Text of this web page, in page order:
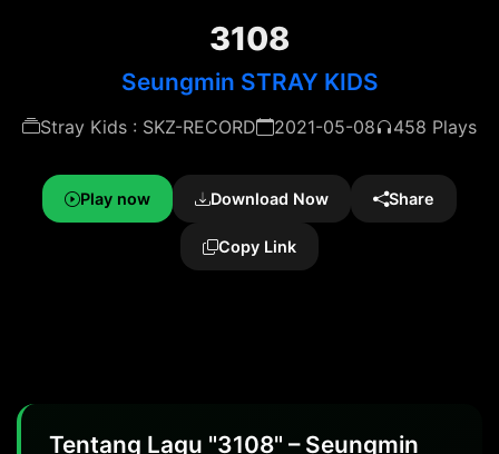
3108
Seungmin STRAY KIDS
Stray Kids : SKZ-RECORD 2021-05-08 458 Plays
Play now Download Now Share
Copy Link
Tentang Lagu "3108" – Seungmin